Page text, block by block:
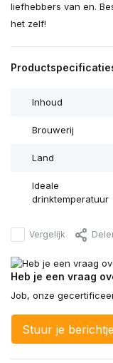
liefhebbers van en.
het zelf!
Inhoud
Brouwerij
Land
Ideale
drinktemperatuur
Vergelijk
Heb je een vraag
Job, onze
Stuur je berichtje